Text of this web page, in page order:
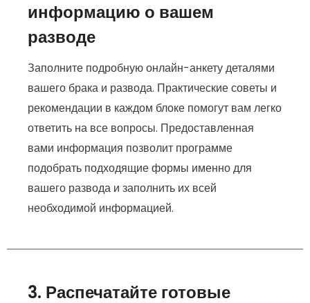
информацию о вашем
разводе
Заполните подробную онлайн-анкету деталями
вашего брака и развода. Практические советы и
рекомендации в каждом блоке помогут вам легко
ответить на все вопросы. Предоставленная
вами информация позволит программе
подобрать подходящие формы именно для
вашего развода и заполнить их всей
необходимой информацией.
3. Распечатайте готовые